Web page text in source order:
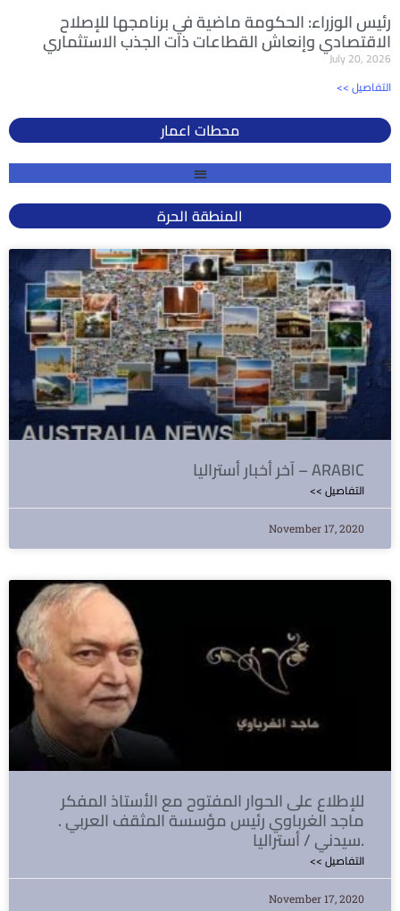
رئيس الوزراء: الحكومة ماضية في برنامجها للإصلاح
الاقتصادي وإنعاش القطاعات ذات الجذب الاستثماري
July 20, 2026
<< التفاصيل
محطات اعمار
المنطقة الحرة
آخر أخبار أستراليا – ARABIC
<< التفاصيل
November 17, 2020
للإطلاع على الحوار المفتوح مع الأستاذ المفكر
ماجد الغرباوي رئيس مؤسسة المثقف العربي .
سيدني / أستراليا.
<< التفاصيل
November 17, 2020